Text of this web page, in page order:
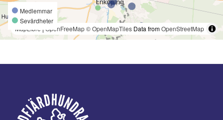
Medlemmar
Sevärdheter
MapLibre | OpenFreeMap© OpenMapTiles Data fromOpenStreetMap
Footer